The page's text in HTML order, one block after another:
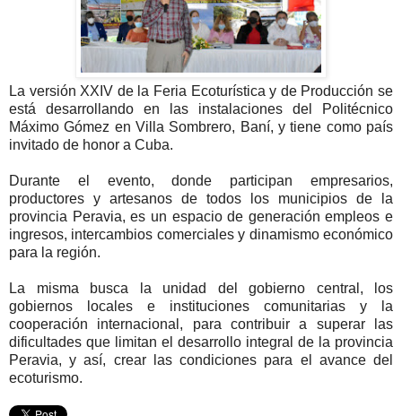
La versión XXIV de la Feria Ecoturística y de Producción se
está desarrollando en las instalaciones del Politécnico
Máximo Gómez en Villa Sombrero, Baní, y tiene como país
invitado de honor a Cuba.
Durante el evento, donde participan empresarios,
productores y artesanos de todos los municipios de la
provincia Peravia, es un espacio de generación empleos e
ingresos, intercambios comerciales y dinamismo económico
para la región.
La misma busca la unidad del gobierno central, los
gobiernos locales e instituciones comunitarias y la
cooperación internacional, para contribuir a superar las
dificultades que limitan el desarrollo integral de la provincia
Peravia, y así, crear las condiciones para el avance del
ecoturismo.